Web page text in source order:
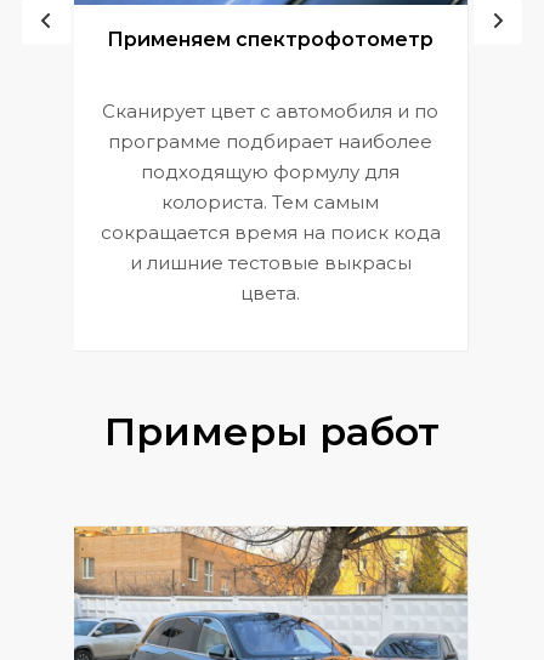
Применяем спектрофотометр
Сканирует цвет с автомобиля и по
программе подбирает наиболее
подходящую формулу для
колориста. Тем самым
сокращается время на поиск кода
и лишние тестовые выкрасы
цвета.
Примеры работ